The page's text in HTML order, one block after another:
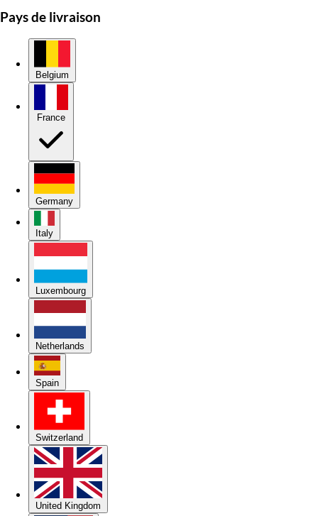
Pays de livraison
Belgium
Germany
Italy
Luxembourg
Netherlands
Spain
Switzerland
United Kingdom